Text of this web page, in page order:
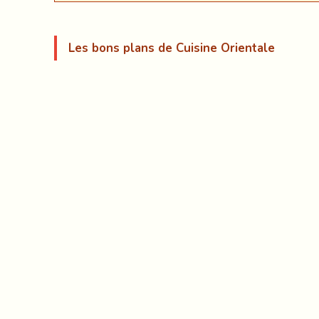
Les bons plans de Cuisine Orientale